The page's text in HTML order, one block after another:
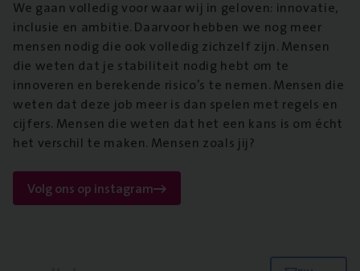
We gaan volledig voor waar wij in geloven: innovatie,
inclusie en ambitie. Daarvoor hebben we nog meer
mensen nodig die ook volledig zichzelf zijn. Mensen
die weten dat je stabiliteit nodig hebt om te
innoveren en berekende risico’s te nemen. Mensen die
weten dat deze job meer is dan spelen met regels en
cijfers. Mensen die weten dat het een kans is om écht
het verschil te maken. Mensen zoals jij?
Volg ons op instagram